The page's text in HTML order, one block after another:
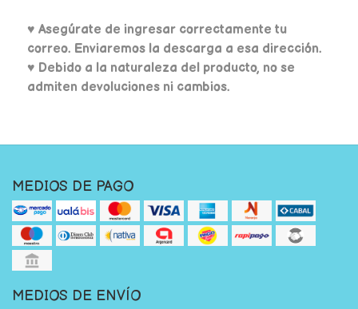
♥ Asegúrate de ingresar correctamente tu
correo. Enviaremos la descarga a esa dirección.
♥ Debido a la naturaleza del producto, no se
admiten devoluciones ni cambios.
MEDIOS DE PAGO
MEDIOS DE ENVÍO